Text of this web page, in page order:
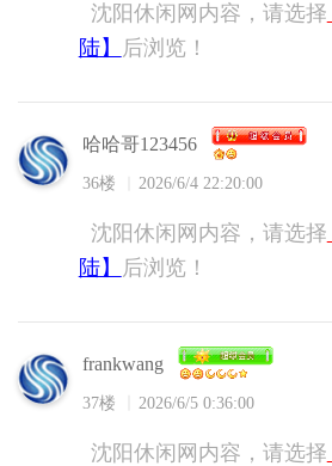
沈阳休闲网内容，请选择
陆】
后浏览！
哈哈哥123456
36楼 2026/6/4 22:20:00
沈阳休闲网内容，请选择
陆】
后浏览！
frankwang
37楼 2026/6/5 0:36:00
沈阳休闲网内容，请选择